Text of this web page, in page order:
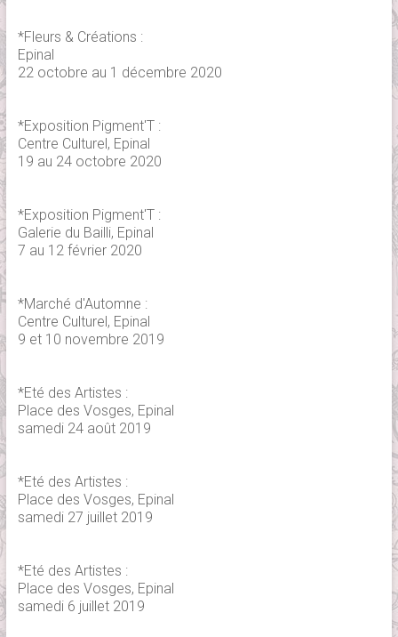
*Fleurs & Créations :
Epinal
22 octobre au 1 décembre 2020
*Exposition Pigment'T :
Centre Culturel, Epinal
19 au 24 octobre 2020
*Exposition Pigment'T :
Galerie du Bailli, Epinal
7 au 12 février 2020
*Marché d'Automne :
Centre Culturel, Epinal
9 et 10 novembre 2019
*Eté des Artistes :
Place des Vosges, Epinal
samedi 24 août 2019
*Eté des Artistes :
Place des Vosges, Epinal
samedi 27 juillet 2019
*Eté des Artistes :
Place des Vosges, Epinal
samedi 6 juillet 2019